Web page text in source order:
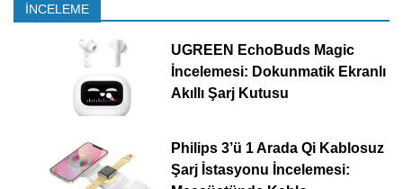
İNCELEME
UGREEN EchoBuds Magic
İncelemesi: Dokunmatik Ekranlı
Akıllı Şarj Kutusu
Philips 3’ü 1 Arada Qi Kablosuz
Şarj İstasyonu İncelemesi: